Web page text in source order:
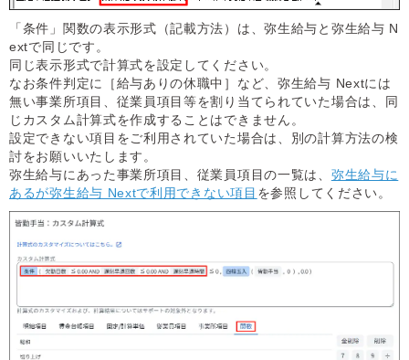
「条件」関数の表示形式（記載方法）は、弥生給与と弥生給与 N
extで同じです。
同じ表示形式で計算式を設定してください。
なお条件判定に［給与ありの休職中］など、弥生給与 Nextには
無い事業所項目、従業員項目等を割り当てられていた場合は、同
じカスタム計算式を作成することはできません。
設定できない項目をご利用されていた場合は、別の計算方法の検
討をお願いいたします。
弥生給与にあった事業所項目、従業員項目の一覧は、 弥生給与に
あるが弥生給与 Nextで利用できない項目 を参照してください。